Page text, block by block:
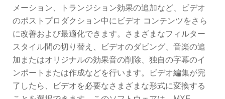
メーション、トランジション効果の追加など、ビデオ
のポストプロダクション中にビデオ コンテンツをさら
に改善および最適化できます。さまざまなフィルター
スタイル間の切り替え、ビデオのダビング、音楽の追
加またはオリジナルの効果音の削除、独自の字幕のイ
ンポートまたは作成などを行います。ビデオ編集が完
了したら、ビデオを必要なさまざまな形式に変換する